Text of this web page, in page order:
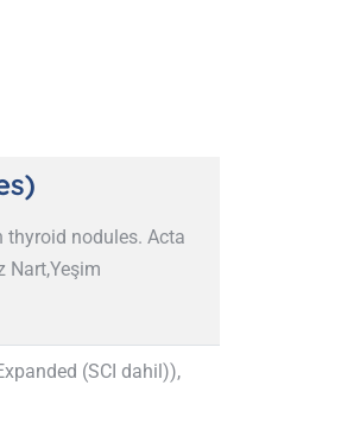
nodules. Acta
Nart,Yeşim
(SCI dahil)),